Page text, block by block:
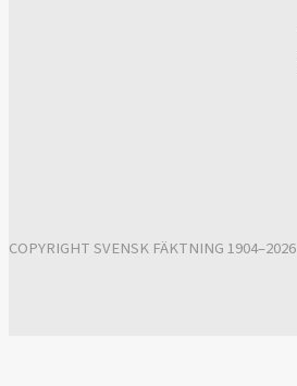
COPYRIGHT SVENSK FÄKTNING 1904–2026